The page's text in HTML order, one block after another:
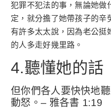
犯罪不犯法的事，無論她做
定，就分擔了她帶孩子的辛
有許多太太說，因為老公挺
的人多走好幾里路。
4.聽懂她的話
但你們各人要快快地
動怒。– 雅各書 1:19